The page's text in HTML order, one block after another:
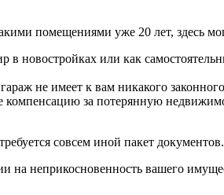
помещениями уже 20 лет, здесь
новостройках или как
не имеет к вам никакого
компенсацию за потерянную
совсем иной пакет документов.
на неприкосновенность вашего